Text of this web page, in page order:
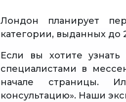
Лондон планирует
категории, выданных до
Если вы хотите
специалистами в
начале страницы.
консультацию». Наши